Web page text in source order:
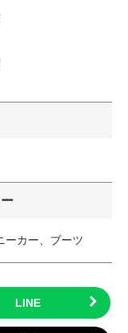
ーカー、ブーツ